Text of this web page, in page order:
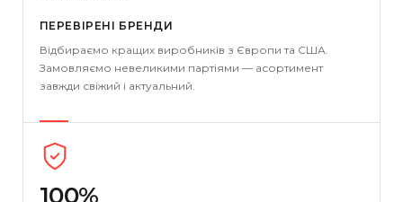
ПЕРЕВІРЕНІ БРЕНДИ
Відбираємо кращих виробників з Європи та США.
Замовляємо невеликими партіями — асортимент
завжди свіжий і актуальний.
100%